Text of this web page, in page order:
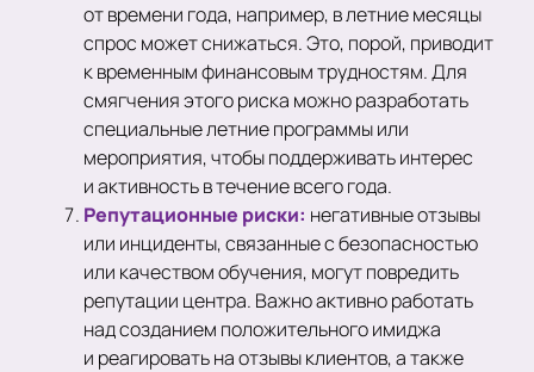
от времени года, например, в летние месяцы
спрос может снижаться. Это, порой, приводит
к временным финансовым трудностям. Для
смягчения этого риска можно разработать
специальные летние программы или
мероприятия, чтобы поддерживать интерес
и активность в течение всего года.
Репутационные риски: негативные отзывы
или инциденты, связанные с безопасностью
или качеством обучения, могут повредить
репутации центра. Важно активно работать
над созданием положительного имиджа
и реагировать на отзывы клиентов, а также